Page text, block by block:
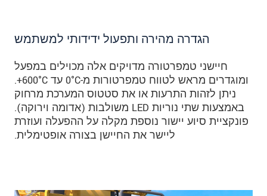
הגדרה מהירה ותפעול ידידותי למשתמש
חיישני טמפרטורה מדויקים אלה מכוילים במפעל
ומוגדרים מראש לטווח טמפרטורות מ-0°C‏ עד 600°C‏+.
ניתן לזהות התרעות או את סטטוס המערכת מרחוק
באמצעות שתי נוריות LED משולבות (אדומה וירוקה).
פונקציית סיוע יישור נוספת מקלה על ההפעלה ועוזרת
ליישר את החיישן בצורה אופטימלית.